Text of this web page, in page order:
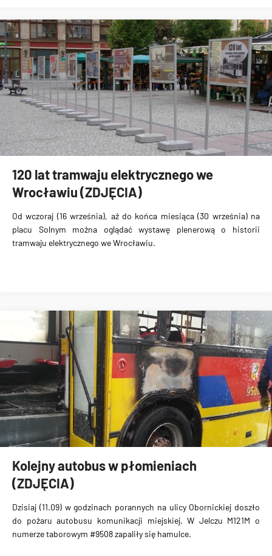
120 lat tramwaju elektrycznego we
Wrocławiu (ZDJĘCIA)
Od wczoraj (16 września), aż do końca miesiąca (30 września) na
placu Solnym można oglądaćwystawę plenerową o historii
tramwaju elektrycznego we Wrocławiu.
Kolejny autobus w płomieniach
(ZDJĘCIA)
Dzisiaj (11.09) w godzinach porannych na ulicy Obornickiej doszło
do pożaru autobusu komunikacji miejskiej. W Jelczu M121M o
numerze taborowym #9508zapaliły się hamulce.